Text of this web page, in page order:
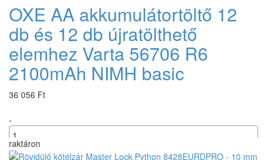
OXE AA akkumulátortöltő 12
db és 12 db újratölthető
elemhez Varta 56706 R6
2100mAh NIMH basic
36 056 Ft
-
+
raktáron